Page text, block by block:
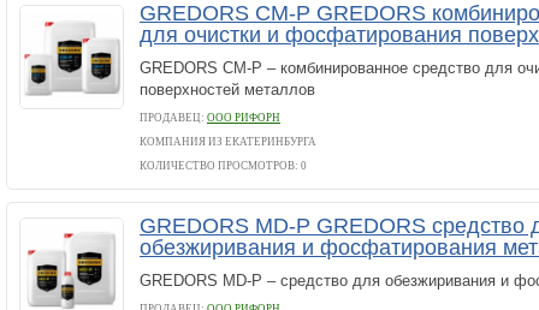
GREDORS CM-P GREDORS
для очистки и фосфатирования
GREDORS CM-P – комбинированное средство для
поверхностей металлов
ПРОДАВЕЦ: ООО РИФОРН
КОМПАНИЯ ИЗ ЕКАТЕРИНБУРГА
КОЛИЧЕСТВО ПРОСМОТРОВ: 0
GREDORS MD-P GREDORS средство
обезжиривания и фосфатирования
GREDORS MD-P – средство для обезжиривания и